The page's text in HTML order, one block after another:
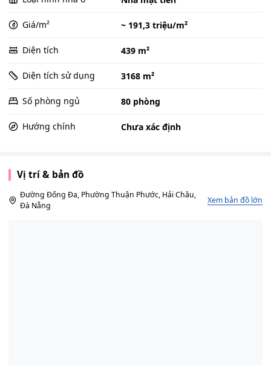
Giá/m² ~ 191,3 triệu/m²
Diện tích 439 m²
Diện tích sử dụng 3168 m²
Số phòng ngủ 80 phòng
Hướng chính Chưa xác định
Vị trí & bản đồ
Đường Đống Đa, Phường Thuận Phước, Hải Châu,
Đà Nẵng
Xem bản đồ lớn